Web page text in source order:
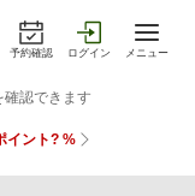
予約確認 ログイン メニュー